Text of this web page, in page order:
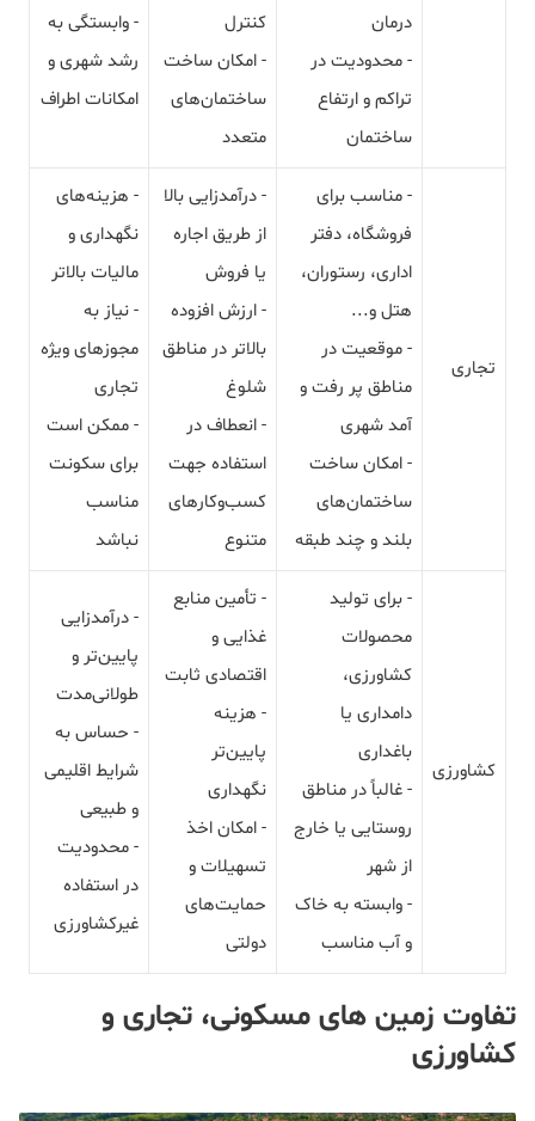
درمان
- محدودیت در
تراکم و ارتفاع
ساختمان
کنترل
- امکان ساخت
ساختمان‌های
متعدد
- وابستگی به
رشد شهری و
امکانات اطراف
تجاری
- مناسب برای
فروشگاه، دفتر
اداری، رستوران،
هتل و...
- موقعیت در
مناطق پر رفت و
آمد شهری
- امکان ساخت
ساختمان‌های
بلند و چند طبقه
- درآمدزایی بالا
از طریق اجاره
یا فروش
- ارزش افزوده
بالاتر در مناطق
شلوغ
- انعطاف در
استفاده جهت
کسب‌وکارهای
متنوع
- هزینه‌های
نگهداری و
مالیات بالاتر
- نیاز به
مجوزهای ویژه
تجاری
- ممکن است
برای سکونت
مناسب
نباشد
کشاورزی
- برای تولید
محصولات
کشاورزی،
دامداری یا
باغداری
- غالباً در مناطق
روستایی یا خارج
از شهر
- وابسته به خاک
و آب مناسب
- تأمین منابع
غذایی و
اقتصادی ثابت
- هزینه
پایین‌تر
نگهداری
- امکان اخذ
تسهیلات و
حمایت‌های
دولتی
- درآمدزایی
پایین‌تر و
طولانی‌مدت
- حساس به
شرایط اقلیمی
و طبیعی
- محدودیت
در استفاده
غیرکشاورزی
تفاوت زمین های مسکونی، تجاری و
کشاورزی